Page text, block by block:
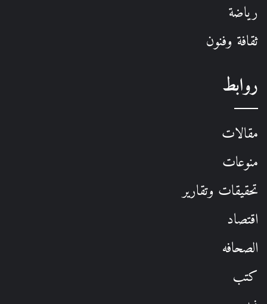
رياضة
ثقافة وفنون
روابط
مقالات
منوعات
تحقيقات وتقارير
اقتصاد
الصحافه
كتب